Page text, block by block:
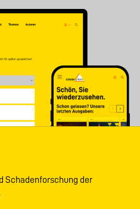
Schadenforschung der